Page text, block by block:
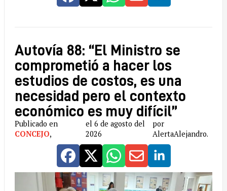
Autovía 88: “El Ministro se
comprometió a hacer los
estudios de costos, es una
necesidad pero el contexto
económico es muy difícil”
Publicado en
CONCEJO,
el 6 de agosto del
2026
por
AlertaAlejandro.